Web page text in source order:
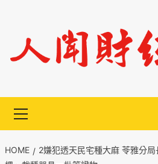
content
Menu
HOME
2嫌犯透天民宅種大麻 苓雅分